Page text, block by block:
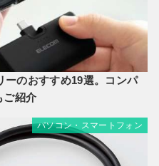
ーのおすすめ19選。コンパ
ご紹介
パソコン・スマートフォン